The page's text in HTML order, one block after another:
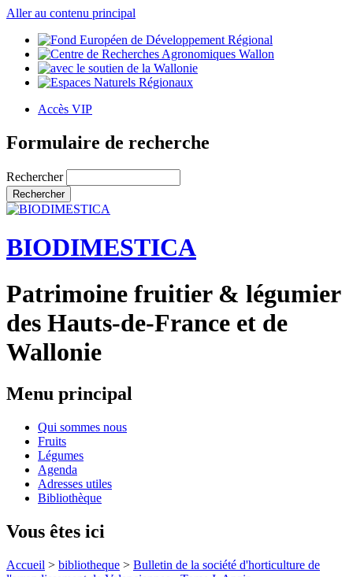
Aller au contenu principal
Accès VIP
Formulaire de recherche
Rechercher
BIODIMESTICA
Patrimoine fruitier & légumier
des Hauts-de-France et de
Wallonie
Menu principal
Qui sommes nous
Fruits
Légumes
Agenda
Adresses utiles
Bibliothèque
Vous êtes ici
Accueil > bibliotheque > Bulletin de la société d'horticulture de